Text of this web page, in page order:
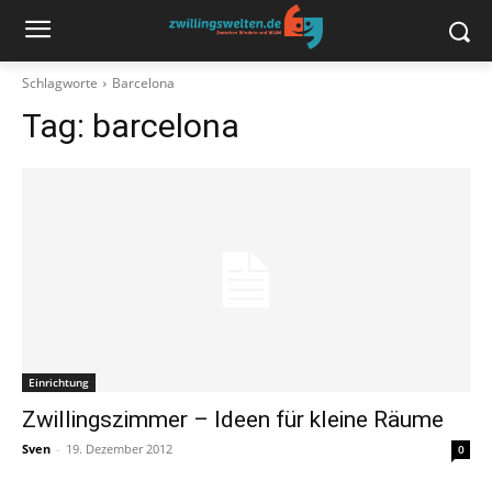
Schlagworte Barcelona
Tag: barcelona
Einrichtung
Zwillingszimmer – Ideen für kleine Räume
Sven - 19. Dezember 2012 0